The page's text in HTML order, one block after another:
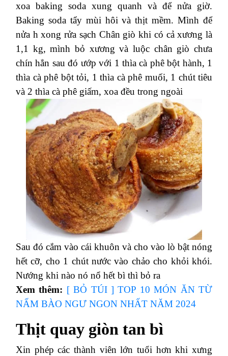
xoa baking soda xung quanh và để nửa giờ.
Baking soda tẩy mùi hôi và thịt mềm. Mình để
nửa h xong rửa sạch Chân giò khi có cả xương là
1,1 kg, mình bỏ xương và luộc chân giò chưa
chín hẳn sau đó ướp với 1 thìa cà phê bột hành, 1
thìa cà phê bột tỏi, 1 thìa cà phê muối, 1 chút tiêu
và 2 thìa cà phê giấm, xoa đều trong ngoài
Sau đó cắm vào cái khuôn và cho vào lò bật nóng
hết cỡ, cho 1 chút nước vào chảo cho khỏi khói.
Nướng khi nào nó nổ hết bì thì bỏ ra
Xem thêm: [ BỎ TÚI ] TOP 10 MÓN ĂN TỪ
NẤM BÀO NGƯ NGON NHẤT NĂM 2024
Thịt quay giòn tan bì
Xin phép các thành viên lớn tuổi hơn khi xưng